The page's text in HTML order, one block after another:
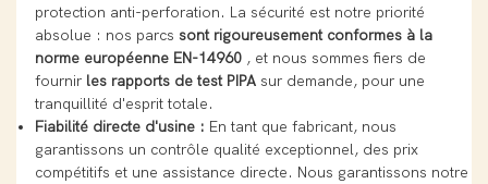
protection anti-perforation. La sécurité est notre priorité
absolue : nos parcs sont rigoureusement conformes à la
norme européenne EN-14960, et nous sommes fiers de
fournir les rapports de test PIPAsur demande, pour une
tranquillité d'esprit totale.
Fiabilité directe d'usine : En tant que fabricant, nous
garantissons un contrôle qualité exceptionnel, des prix
compétitifs et une assistance directe. Nous garantissons notre